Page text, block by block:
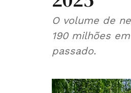
O volume de
190 milhões
passado.